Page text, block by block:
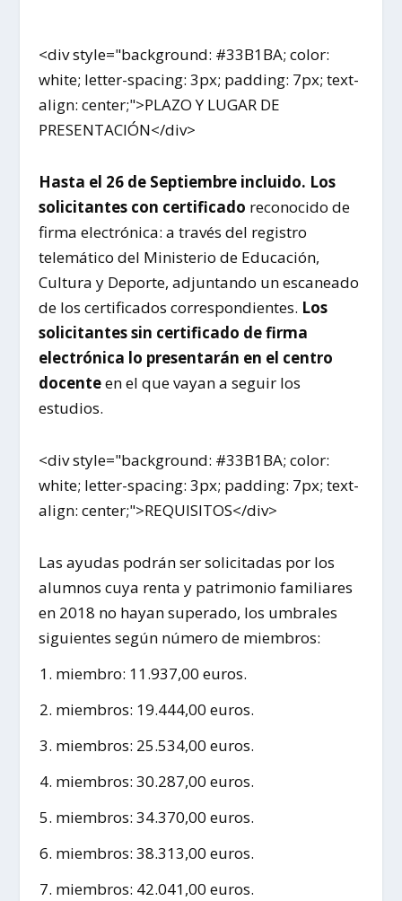
<div style="background: #33B1BA; color:
white; letter-spacing: 3px; padding: 7px; text-
align: center;">PLAZO Y LUGAR DE
PRESENTACIÓN</div>
Hasta el 26 de Septiembre incluido. Los
solicitantes con certificado reconocido de
firma electrónica: a través del registro
telemático del Ministerio de Educación,
Cultura y Deporte, adjuntando un escaneado
de los certificados correspondientes. Los
solicitantes sin certificado de firma
electrónica lo presentarán en el centro
docenteen el que vayan a seguir los
estudios.
<div style="background: #33B1BA; color:
white; letter-spacing: 3px; padding: 7px; text-
align: center;">REQUISITOS</div>
Las ayudas podrán ser solicitadas por los
alumnos cuya renta y patrimonio familiares
en 2018 no hayan superado, los umbrales
siguientes según número de miembros:
miembro: 11.937,00 euros.
miembros: 19.444,00 euros.
miembros: 25.534,00 euros.
miembros: 30.287,00 euros.
miembros: 34.370,00 euros.
miembros: 38.313,00 euros.
miembros: 42.041,00 euros.